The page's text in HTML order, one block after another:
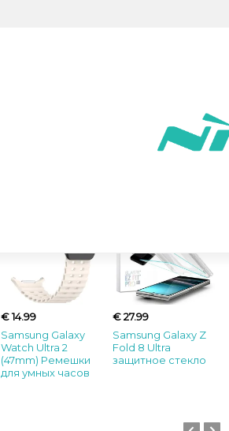
€ 14.99
Samsung Galaxy
Watch Ultra 2
(47mm) Ремешки
для умных часов
€ 27.99
Samsung Galaxy Z
Fold 8 Ultra
защитное стекло